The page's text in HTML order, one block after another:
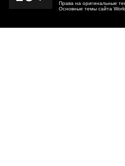
Права на оригинальные
Основные темы сайта